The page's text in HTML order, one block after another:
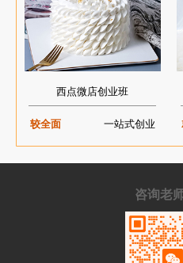
西点微店创业班
较全面 一站式创业
咨询老